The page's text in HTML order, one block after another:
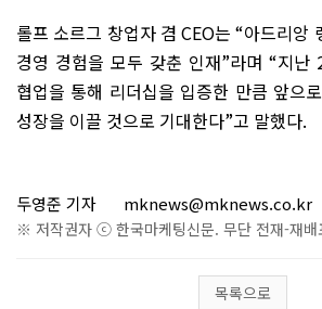
롤프 소르그 창업자 겸 CEO는“아드리앙
경영 경험을 모두 갖춘 인재”라며 “지난
협업을 통해 리더십을 입증한 만큼 앞으
성장을 이끌 것으로 기대한다”고 말했다.
두영준 기자 mknews@mknews.co.kr
※ 저작권자 ⓒ 한국마케팅신문. 무단 전재-재배
목록으로